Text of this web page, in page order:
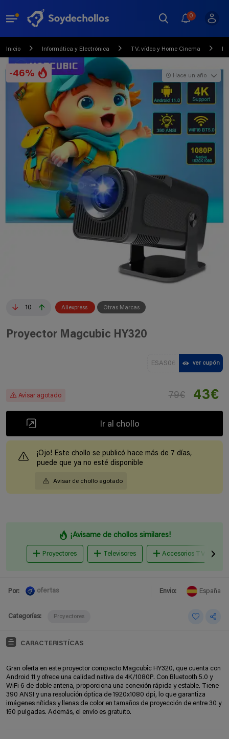
0
Inicio Informática y Electrónica TV, vídeo y Home Cinema
-46%
10 Aliexpress Otras Marcas
Hace un año
Proyector Magcubic HY320
ESAS06 ver cupón
Avisar agotado 79€ 43€
Ir al chollo
¡Ojo! Este chollo se publicó hace más de 7 días,
puede que ya no esté disponible
Avisar de chollo agotado
¡Avisame de chollos similares!
Proyectores Televisores Accesorios TV
Por: ofertas Envio: España
Categorías: Proyectores
CARACTERISTÍCAS
Gran oferta en este proyector compacto Magcubic HY320, que cuenta con
Android 11 y ofrece una calidad nativa de 4K/1080P. Con Bluetooth 5.0 y
WiFi 6 de doble antena, proporciona una conexión rápida y estable. Tiene
390 ANSI y una resolución óptica de 1920x1080 dpi, lo que garantiza
imágenes nítidas y llenas de color en tamaños de proyección de entre 30 y
150 pulgadas. Además, el envío es gratuito.